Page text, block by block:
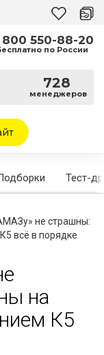
728
менеджеров
800 550-88-20
по России
Тест-
не страшны:
всё в порядке
на
К5